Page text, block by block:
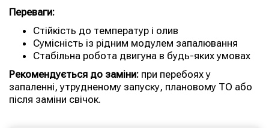
Переваги:
Стійкість до температур і олив
Сумісність із рідним модулем запалювання
Стабільна робота двигуна в будь-яких умовах
Рекомендується до заміни: при перебоях у
запаленні, утрудненому запуску, плановому ТО або
після заміни свічок.